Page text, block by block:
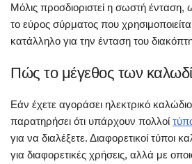
Μόλις προσδιοριστεί η σωστή ένταση,
το εύρος σύρματος που
κατάλληλο για την ένταση του
Πώς το μέγεθος των
Εάν έχετε αγοράσει ηλεκτρικό
παρατηρήσει ότι υπάρχουν πολλοί
για να διαλέξετε. Διαφορετικοί τύποι
για διαφορετικές χρήσεις, αλλά με